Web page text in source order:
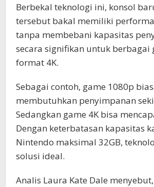
Berbekal teknologi ini, konsol
tersebut bakal memiliki
tanpa membebani kapasitas
secara signifikan untuk berbagai
format 4K.
Sebagai contoh, game 1080p
membutuhkan penyimpanan
Sedangkan game 4K bisa
Dengan keterbatasan kapasitas
Nintendo maksimal 32GB,
solusi ideal.
Analis Laura Kate Dale